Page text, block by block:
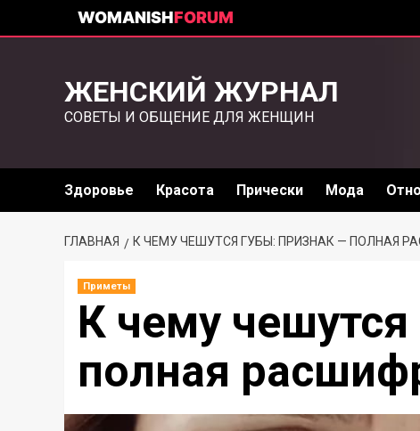
WOMANISHFORUM
ЖЕНСКИЙ ЖУРНАЛ
СОВЕТЫ И ОБЩЕНИЕ ДЛЯ ЖЕНЩИН
Здоровье Красота Прически Мода
ГЛАВНАЯ К ЧЕМУ ЧЕШУТСЯ ГУБЫ: ПРИЗНАК — ПОЛНАЯ
Приметы
К чему
полная